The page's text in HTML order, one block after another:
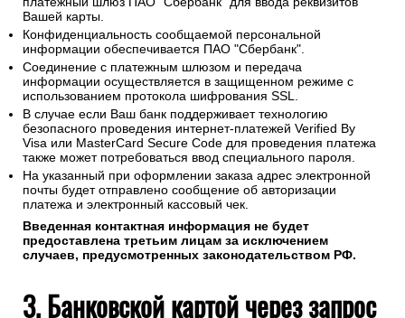
Вашей карты.
Конфиденциальность сообщаемой персональной
информации обеспечивается ПАО "Сбербанк".
Соединение с платежным шлюзом и передача
информации осуществляется в защищенном режиме с
использованием протокола шифрования SSL.
В случае если Ваш банк поддерживает технологию
безопасного проведения интернет-платежей Verified By
Visa или MasterCard Secure Code для проведения платежа
также может потребоваться ввод специального пароля.
На указанный при оформлении заказа адрес электронной
почты будет отправлено сообщение об авторизации
платежа и электронный кассовый чек.
Введенная контактная информация не будет
предоставлена третьим лицам за исключением
случаев, предусмотренных законодательством РФ.
3. Банковской картой через запрос